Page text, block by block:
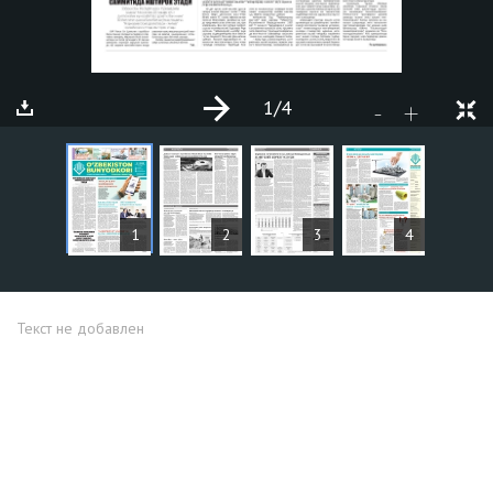
1 2 3 4
- +
1/4
СТАТЬИ
Текст не добавлен